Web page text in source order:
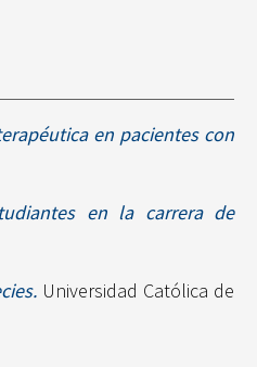
en pacientes con
en la carrera de
Universidad Católica de